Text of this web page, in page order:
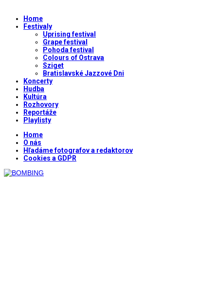
Home
Festivaly
Uprising festival
Grape festival
Pohoda festival
Colours of Ostrava
Sziget
Bratislavské Jazzové Dni
Koncerty
Hudba
Kultúra
Rozhovory
Reportáže
Playlisty
Home
O nás
Hľadáme fotografov a redaktorov
Cookies a GDPR